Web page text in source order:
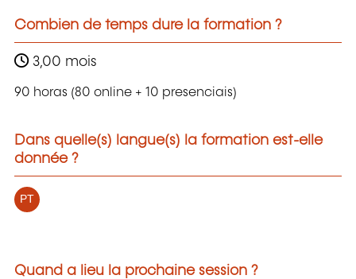
Combien de temps dure la formation ?
3,00 mois
90 horas (80 online + 10 presenciais)
Dans quelle(s) langue(s) la formation est-elle
donnée ?
PT
Quand a lieu la prochaine session ?